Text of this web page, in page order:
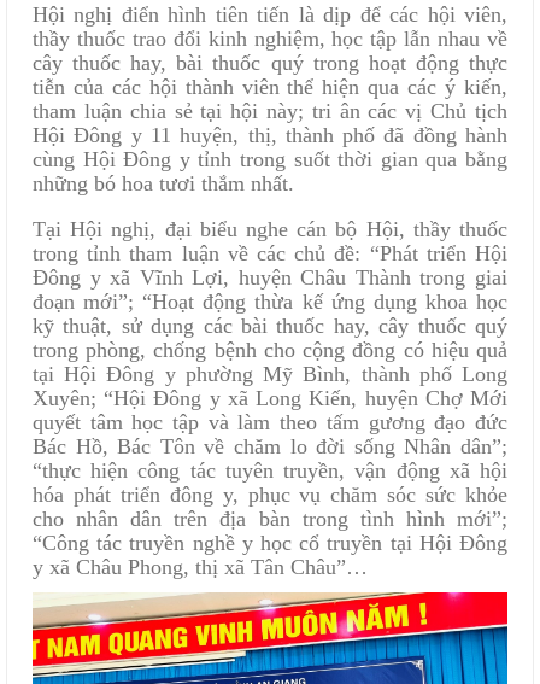
Hội nghị điển hình tiên tiến là dịp để các hội viên,
thầy thuốc trao đổi kinh nghiệm, học tập lẫn nhau về
cây thuốc hay, bài thuốc quý trong hoạt động thực
tiễn của các hội thành viên thể hiện qua các ý kiến,
tham luận chia sẻ tại hội này; tri ân các vị Chủ tịch
Hội Đông y 11 huyện, thị, thành phố đã đồng hành
cùng Hội Đông y tỉnh trong suốt thời gian qua bằng
những bó hoa tươi thắm nhất.
Tại Hội nghị, đại biểu nghe cán bộ Hội, thầy thuốc
trong tỉnh tham luận về các chủ đề: “Phát triển Hội
Đông y xã Vĩnh Lợi, huyện Châu Thành trong giai
đoạn mới”; “Hoạt động thừa kế ứng dụng khoa học
kỹ thuật, sử dụng các bài thuốc hay, cây thuốc quý
trong phòng, chống bệnh cho cộng đồng có hiệu quả
tại Hội Đông y phường Mỹ Bình, thành phố Long
Xuyên; “Hội Đông y xã Long Kiến, huyện Chợ Mới
quyết tâm học tập và làm theo tấm gương đạo đức
Bác Hồ, Bác Tôn về chăm lo đời sống Nhân dân”;
“thực hiện công tác tuyên truyền, vận động xã hội
hóa phát triển đông y, phục vụ chăm sóc sức khỏe
cho nhân dân trên địa bàn trong tình hình mới”;
“Công tác truyền nghề y học cổ truyền tại Hội Đông
y xã Châu Phong, thị xã Tân Châu”…